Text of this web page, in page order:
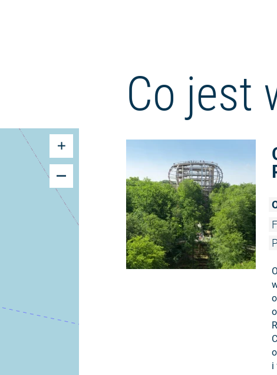
Co jest
i